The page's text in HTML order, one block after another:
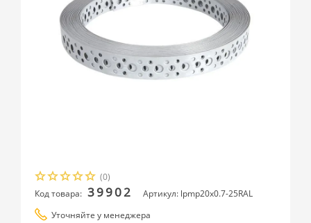
(0)
Код товара: 39902
Артикул: lpmp20x0.7-25RAL
Уточняйте у менеджера